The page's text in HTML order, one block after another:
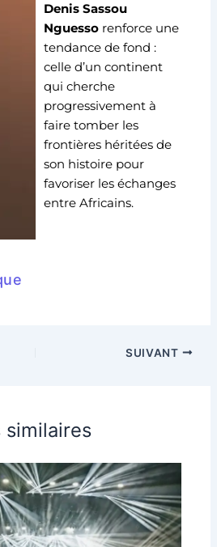
Denis Sassou
Nguesso renforce une
tendance de fond :
celle d’un continent
qui cherche
progressivement à
faire tomber les
frontières héritées de
son histoire pour
favoriser les échanges
entre Africains.
SUIVANT
similaires